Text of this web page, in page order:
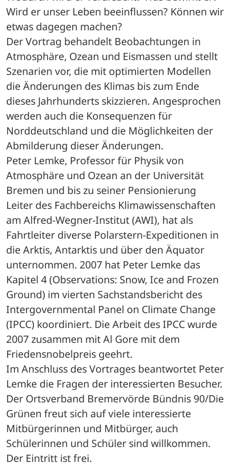
Wird er unser Leben beeinflussen? Können wir
etwas dagegen machen?
Der Vortrag behandelt Beobachtungen in
Atmosphäre, Ozean und Eismassen und stellt
Szenarien vor, die mit optimierten Modellen
die Änderungen des Klimas bis zum Ende
dieses Jahrhunderts skizzieren. Angesprochen
werden auch die Konsequenzen für
Norddeutschland und die Möglichkeiten der
Abmilderung dieser Änderungen.
Peter Lemke, Professor für Physik von
Atmosphäre und Ozean an der Universität
Bremen und bis zu seiner Pensionierung
Leiter des Fachbereichs Klimawissenschaften
am Alfred-Wegner-Institut (AWI), hat als
Fahrtleiter diverse Polarstern-Expeditionen in
die Arktis, Antarktis und über den Äquator
unternommen. 2007 hat Peter Lemke das
Kapitel 4 (Observations: Snow, Ice and Frozen
Ground) im vierten Sachstandsbericht des
Intergovernmental Panel on Climate Change
(IPCC) koordiniert. Die Arbeit des IPCC wurde
2007 zusammen mit Al Gore mit dem
Friedensnobelpreis geehrt.
Im Anschluss des Vortrages beantwortet Peter
Lemke die Fragen der interessierten Besucher.
Der Ortsverband Bremervörde Bündnis 90/Die
Grünen freut sich auf viele interessierte
Mitbürgerinnen und Mitbürger, auch
Schülerinnen und Schüler sind willkommen.
Der Eintritt ist frei.